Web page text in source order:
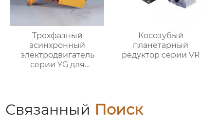
Трехфазный
асинхронный
электродвигатель
серии YG для
Косозубый
планетарный
редуктор серии VR
Связанный Поиск